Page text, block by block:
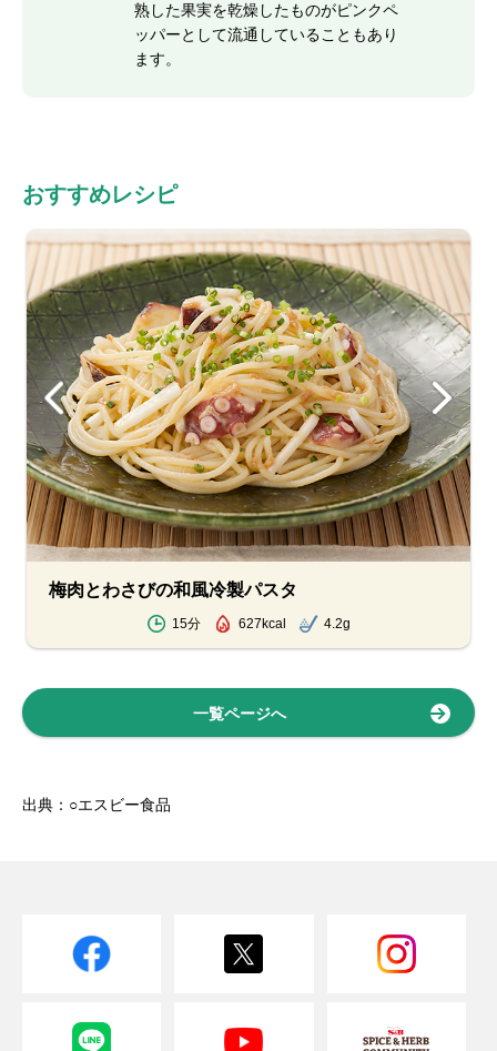
熟した果実を乾燥したものがピンクペ
ッパーとして流通していることもあり
ます。
おすすめレシピ
梅肉とわさびの和風冷製パスタ
15分 627kcal 4.2g
一覧ページへ
出典：○エスビー食品